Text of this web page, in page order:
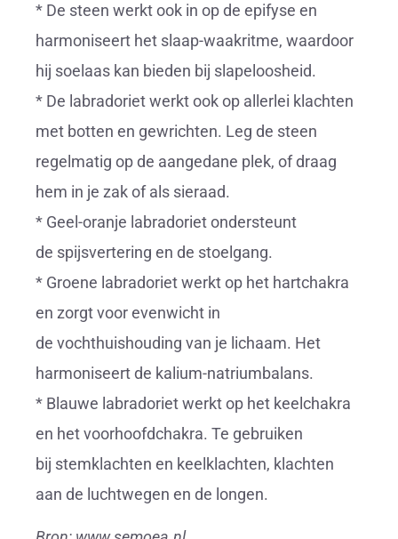
* De steen werkt ook in op de epifyse en
harmoniseert het slaap-waakritme, waardoor
hij soelaas kan bieden bij slapeloosheid.
* De labradoriet werkt ook op allerlei klachten
met botten en gewrichten. Leg de steen
regelmatig op de aangedane plek, of draag
hem in je zak of als sieraad.
* Geel-oranje labradoriet ondersteunt
de spijsvertering en de stoelgang.
* Groene labradoriet werkt op het hartchakra
en zorgt voor evenwicht in
de vochthuishouding van je lichaam. Het
harmoniseert de kalium-natriumbalans.
* Blauwe labradoriet werkt op het keelchakra
en het voorhoofdchakra. Te gebruiken
bij stemklachten en keelklachten, klachten
aan de luchtwegen en de longen.